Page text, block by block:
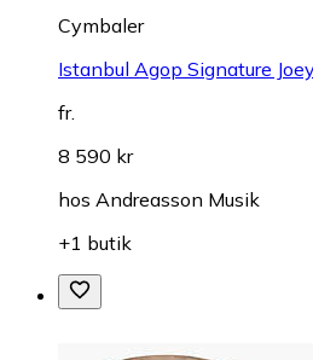
Cymbaler
Istanbul Agop Signature
fr.
8 590 kr
hos Andreasson Musik
+1 butik